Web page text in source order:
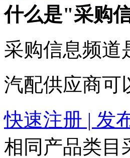
什么是"采购
采购信息频道
汽配供应商可
快速注册 | 发
相同产品类目